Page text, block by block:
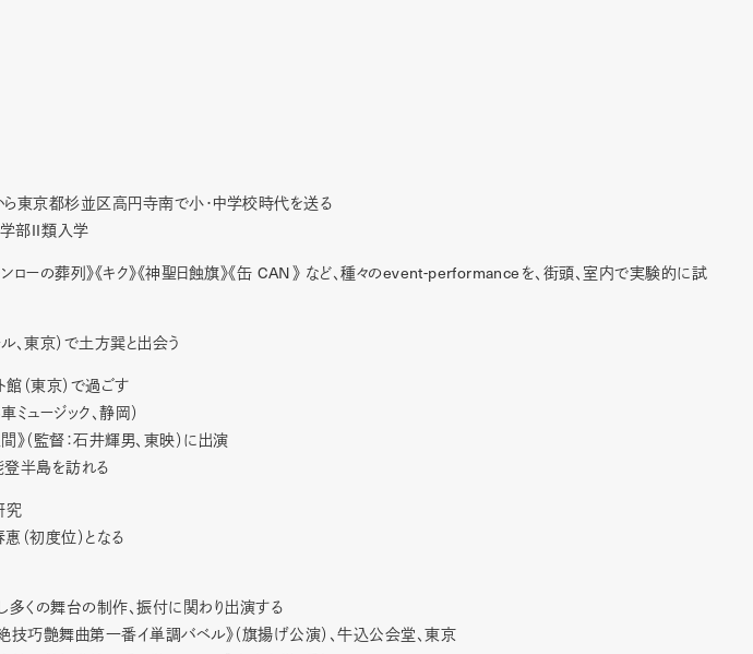
ら東京都杉並区高円寺南で小・中学校時代を送る
部II類入学
ローの葬列》《キク》《神聖日蝕旗》《缶 CAN》 など、種々のevent-performance を、街頭、室内で実験的に試
、東京）で土方巽と出会う
館（東京）で過ごす
ミュージック、静岡）
（監督：石井輝男、東映）に出演
半島を訪れる
究
（初度位）となる
くの舞台の制作、振付に関わり出演する
技巧艶舞曲第一番イ単調バベル》（旗揚げ公演）、牛込公会堂、東京